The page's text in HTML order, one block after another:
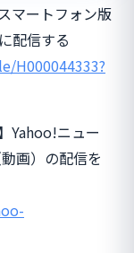
マートフォン版
配信する
H000044333?
Yahoo!ニュー
画）の配信を